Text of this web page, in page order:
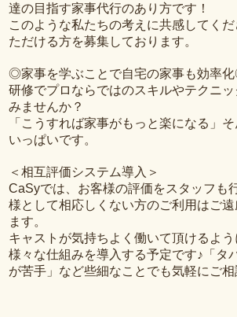
達の目指す家事代行のあり方です！
このような私たちの考えに共感してく
ただける方を募集しております。
◎家事を学ぶことで自宅の家事も効率
研修でプロならではのスキルやテクニ
みませんか？
「こうすれば家事がもっと楽になる」
いっぱいです。
＜相互評価システム導入＞
CaSyでは、お客様の評価をスタッフも
様として相応しくない方のご利用はご
ます。
キャストが気持ちよく働いて頂けるよ
様々な仕組みを導入する予定です♪「タ
が苦手」など些細なことでも気軽にご相